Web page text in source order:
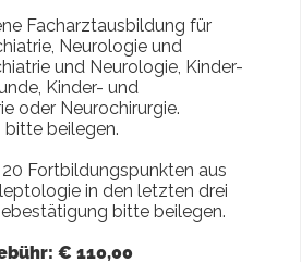
Facharztausbildung für
Neurologie und
und Neurologie, Kinder-
Kinder- und
oder Neurochirurgie.
bitte beilegen.
Fortbildungspunkten aus
in den letzten drei
bitte beilegen.
€ 110,00